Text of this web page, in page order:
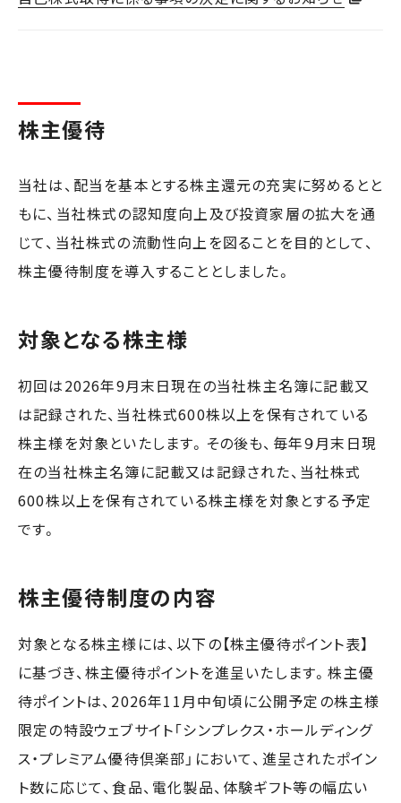
株主優待
当社は、配当を基本とする株主還元の充実に努めるとと
もに、当社株式の認知度向上及び投資家層の拡大を通
じて、当社株式の流動性向上を図ることを目的として、
株主優待制度を導入することとしました。
対象となる株主様
初回は2026年9月末日現在の当社株主名簿に記載又
は記録された、当社株式600株以上を保有されている
株主様を対象といたします。その後も、毎年９月末日現
在の当社株主名簿に記載又は記録された、当社株式
600株以上を保有されている株主様を対象とする予定
です。
株主優待制度の内容
対象となる株主様には、以下の【株主優待ポイント表】
に基づき、株主優待ポイントを進呈いたします。株主優
待ポイントは、2026年11月中旬頃に公開予定の株主様
限定の特設ウェブサイト「シンプレクス・ホールディング
ス・プレミアム優待倶楽部」において、進呈されたポイン
ト数に応じて、食品、電化製品、体験ギフト等の幅広い